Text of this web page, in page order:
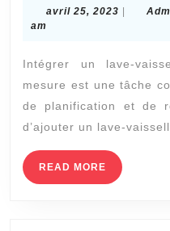
Le
sur-
:
avril 25, 2023 avril
am
Intégrer un lave-
mesure est une tâche
de planification et de
d’ajouter un lave-
READ MORE READ
MORE